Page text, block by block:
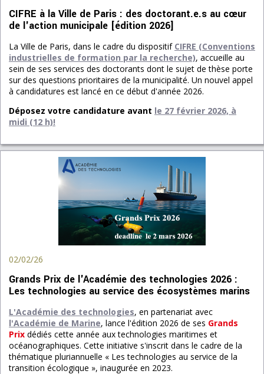
CIFRE à la Ville de Paris : des doctorant.e.s au cœur
de l'action municipale [édition 2026]
La Ville de Paris, dans le cadre du dispositif CIFRE (Conventions
industrielles de formation par la recherche), accueille au
sein de ses services des doctorants dont le sujet de thèse porte
sur des questions prioritaires de la municipalité. Un nouvel appel
à candidatures est lancé en ce début d'année 2026.
Déposez votre candidature avant le 27 février 2026, à
midi (12 h)!
02/02/26
Grands Prix de l'Académie des technologies 2026 :
Les technologies au service des écosystèmes marins
L'Académie des technologies, en partenariat avec
l'Académie de Marine, lance l'édition 2026 de ses Grands
Prix dédiés cette année aux technologies maritimes et
océanographiques. Cette initiative s'inscrit dans le cadre de la
thématique pluriannuelle « Les technologies au service de la
transition écologique », inaugurée en 2023.